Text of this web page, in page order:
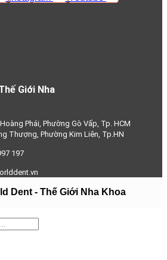
Giới Nha
Phái, Phường Gò Vấp, Tp. HCM
Thượng, Phường Kim Liên, Tp.HN
197
Dent - Thế Giới Nha Khoa